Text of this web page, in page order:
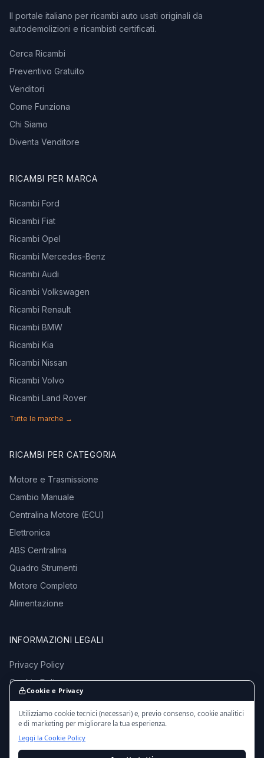
Il portale italiano per ricambi auto usati originali da
autodemolizioni e ricambisti certificati.
Cerca Ricambi
Preventivo Gratuito
Venditori
Come Funziona
Chi Siamo
Diventa Venditore
RICAMBI PER MARCA
Ricambi Ford
Ricambi Fiat
Ricambi Opel
Ricambi Mercedes-Benz
Ricambi Audi
Ricambi Volkswagen
Ricambi Renault
Ricambi BMW
Ricambi Kia
Ricambi Nissan
Ricambi Volvo
Ricambi Land Rover
Tutte le marche →
RICAMBI PER CATEGORIA
Motore e Trasmissione
Cambio Manuale
Centralina Motore (ECU)
Elettronica
ABS Centralina
Quadro Strumenti
Motore Completo
Alimentazione
INFORMAZIONI LEGALI
Privacy Policy
Cookie Policy
Termini e Condizioni
Cookie e Privacy
Utilizziamo cookie tecnici (necessari) e, previo consenso, cookie analitici
e di marketing per migliorare la tua esperienza.
Leggi la Cookie Policy